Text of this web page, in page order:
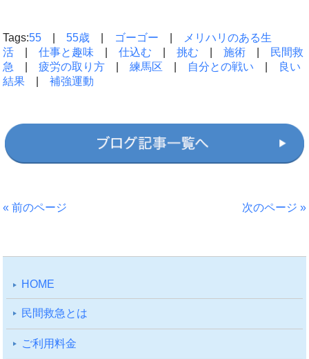
Tags:55 |55歳 ゴーゴー
メリハリのある生
活 |仕事と趣味 |仕込む |挑む |施術
民間救
急
|疲労の取り方 |練馬区 自分との戦い
良い
結果 |補強運動
« 前のページ 次のページ »
HOME
⺠間救急とは
ご利⽤料⾦